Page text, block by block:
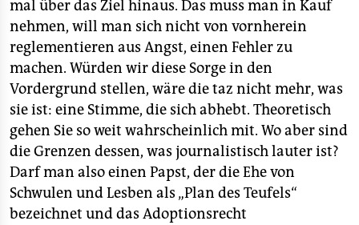
unrichtig ist die Einschätzung, der protestantische
Christ habe seinem Gewissen, der katholische
dagegen dem Papst zu gehorchen. Auch katholische
ChristInnen haben das Recht, sich auf ihr Gewissen
als oberste Instanz zu berufen (Stichwort: Zweites
Vatikanisches Konzil), weswegen etwa „die Pille“
Katholikinnen nicht in Glaubenskonflikte bringen
muss.USCHI BENDER-WITTMANN, Minden
Das Elend der Institution
■ betr.: „Junta-Kumpel löst Hitlerjunge ab“, taz vom
15. 3. 13
mal über das Ziel hinaus. Das muss man in Kauf
nehmen, will man sich nicht von vornherein
reglementieren aus Angst, einen Fehler zu
machen. Würden wir diese Sorge in den
Vordergrund stellen, wäre die taz nicht mehr, was
sie ist: eine Stimme, die sich abhebt. Theoretisch
gehen Sie so weit wahrscheinlich mit. Wo aber sind
die Grenzen dessen, was journalistisch lauter ist?
Darf man also einen Papst, der die Ehe von
Schwulen und Lesben als „Plan des Teufels“
bezeichnet und das Adoptionsrecht